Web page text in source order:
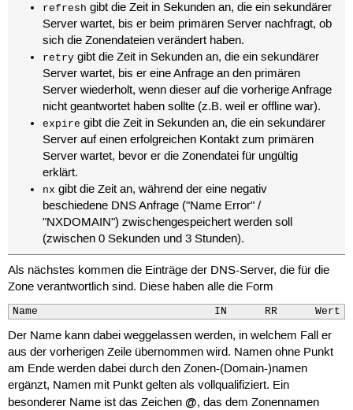
refresh gibt die Zeit in Sekunden an, die ein sekundärer
Server wartet, bis er beim primären Server nachfragt, ob
sich die Zonendateien verändert haben.
retrygibt die Zeit in Sekunden an, die ein sekundärer
Server wartet, bis er eine Anfrage an den primären
Server wiederholt, wenn dieser auf die vorherige Anfrage
nicht geantwortet haben sollte (z.B. weil er offline war).
expire gibt die Zeit in Sekunden an, die ein sekundärer
Server auf einen erfolgreichen Kontakt zum primären
Server wartet, bevor er die Zonendatei für ungültig
erklärt.
nx gibt die Zeit an, während der eine negativ
beschiedene DNS Anfrage ("Name Error" /
"NXDOMAIN") zwischengespeichert werden soll
(zwischen 0 Sekunden und 3 Stunden).
Als nächstes kommen die Einträge der DNS-Server, die für die
Zone verantwortlich sind. Diese haben alle die Form
Name                            IN      RR      Wert
Der Name kann dabei weggelassen werden, in welchem Fall er
aus der vorherigen Zeile übernommen wird. Namen ohne Punkt
am Ende werden dabei durch den Zonen-(Domain-)namen
ergänzt, Namen mit Punkt gelten als vollqualifiziert. Ein
besonderer Name ist das Zeichen @, das dem Zonennamen